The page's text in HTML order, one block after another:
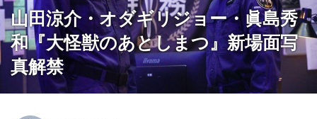
山田涼介・オダギリジョー・眞島秀
和『大怪獣のあとしまつ』新場面写
真解禁